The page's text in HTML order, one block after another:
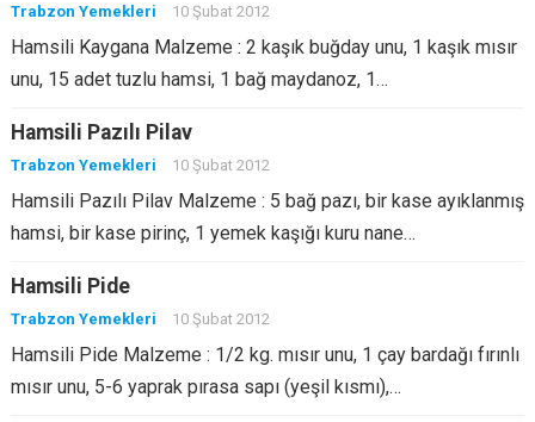
Trabzon Yemekleri 10 Şubat 2012
Hamsili Kaygana Malzeme : 2 kaşık buğday unu, 1 kaşık mısır
unu, 15 adet tuzlu hamsi, 1 bağ maydanoz, 1…
Hamsili Pazılı Pilav
Trabzon Yemekleri 10 Şubat 2012
Hamsili Pazılı Pilav Malzeme : 5 bağ pazı, bir kase ayıklanmış
hamsi, bir kase pirinç, 1 yemek kaşığı kuru nane…
Hamsili Pide
Trabzon Yemekleri 10 Şubat 2012
Hamsili Pide Malzeme : 1/2 kg. mısır unu, 1 çay bardağı fırınlı
mısır unu, 5-6 yaprak pırasa sapı (yeşil kısmı),…